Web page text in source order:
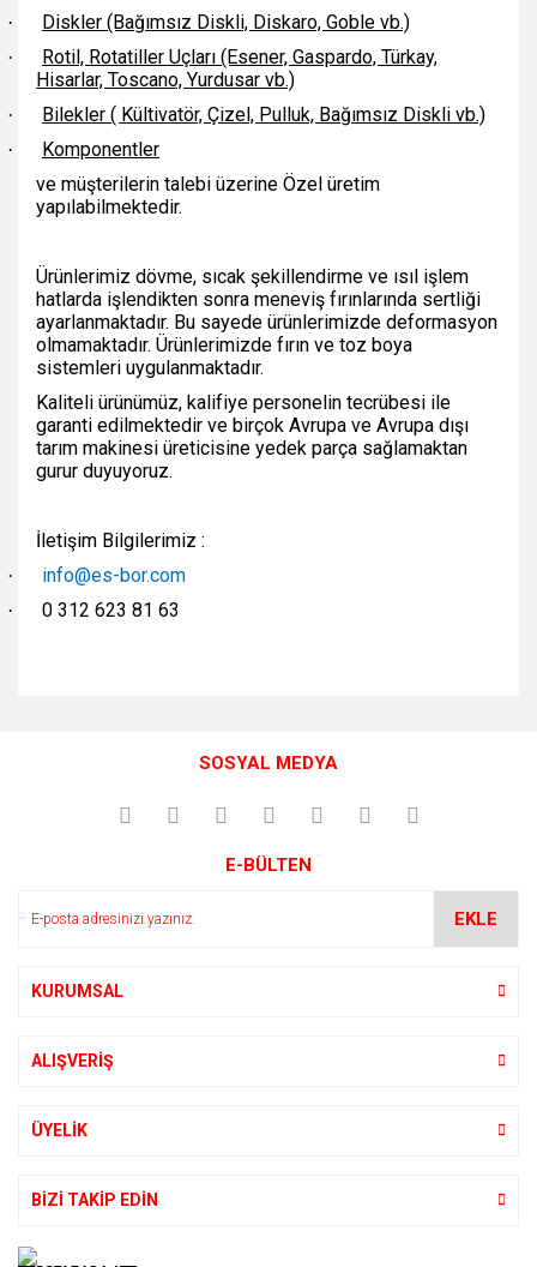
· Diskler (Bağımsız Diskli, Diskaro, Goble vb.)
·
Rotil, Rotatiller Uçları (Esener, Gaspardo, Türkay,
Hisarlar, Toscano, Yurdusar vb.)
· Bilekler ( Kültivatör, Çizel, Pulluk, Bağımsız Diskli vb.)
·
Komponentler
ve müşterilerin talebi üzerine Özel üretim
yapılabilmektedir.
Ürünlerimiz dövme, sıcak şekillendirme ve ısıl işlem
hatlarda işlendikten sonra meneviş fırınlarında sertliği
ayarlanmaktadır. Bu sayede ürünlerimizde deformasyon
olmamaktadır. Ürünlerimizde fırın ve toz boya
sistemleri uygulanmaktadır.
Kaliteli ürünümüz, kalifiye personelin tecrübesi ile
garanti edilmektedir ve birçok Avrupa ve Avrupa dışı
tarım makinesi üreticisine yedek parça sağlamaktan
gurur duyuyoruz.
İletişim Bilgilerimiz :
· info@es-bor.com
· 0 312 623 81 63
Yorum Yaz
Görüş ve önerileriniz için teşekkür ederiz.
Ürün açıklamasında eksik bilgiler bulunuyor.
SOSYAL MEDYA
E-BÜLTEN
EKLE
KURUMSAL
ALIŞVERİŞ
ÜYELİK
BİZİ TAKİP EDİN